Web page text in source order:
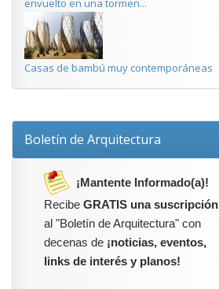
envuelto en una tormen...
Casas de bambú muy contemporáneas
Boletín de Arquitectura
¡Mantente Informado(a)!
Recibe GRATIS una suscripción
al "Boletín de Arquitectura" con
decenas de ¡noticias, eventos,
links de interés y planos!